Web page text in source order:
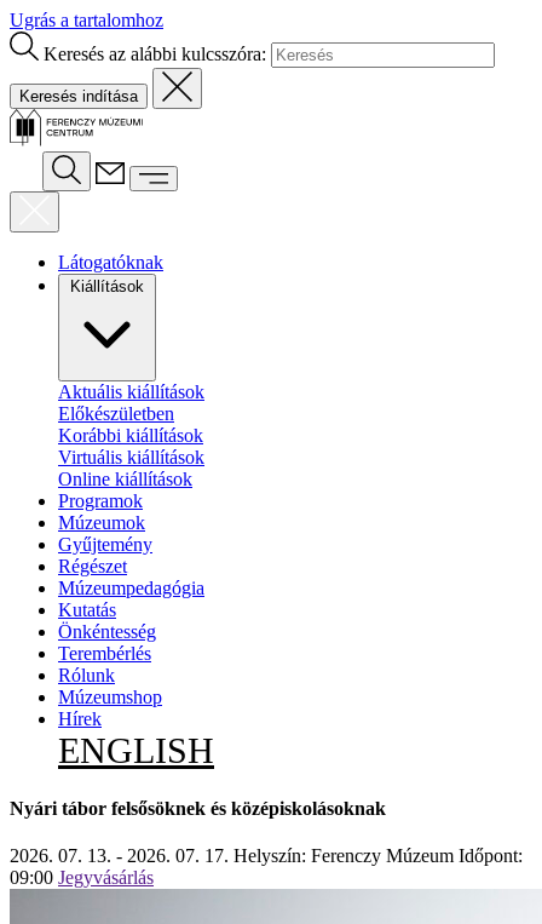
Ugrás a tartalomhoz
Keresés az alábbi kulcsszóra:
Látogatóknak
Kiállítások
Aktuális kiállítások
Előkészületben
Korábbi kiállítások
Virtuális kiállítások
Online kiállítások
Programok
Múzeumok
Gyűjtemény
Régészet
Múzeumpedagógia
Kutatás
Önkéntesség
Terembérlés
Rólunk
Múzeumshop
Hírek
ENGLISH
Nyári tábor felsősöknek és középiskolásoknak
2026. 07. 13. - 2026. 07. 17. Helyszín: Ferenczy Múzeum Időpont:
09:00 Jegyvásárlás